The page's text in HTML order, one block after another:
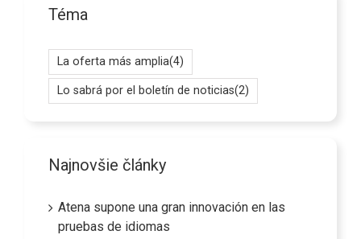
Téma
La oferta más amplia(4)
Lo sabrá por el boletín de noticias(2)
Najnovšie články
Atena supone una gran innovación en las
pruebas de idiomas